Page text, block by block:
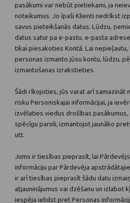
pasākumi var nebūt pietiekami, ja
noteikumus. Jo īpaši Klienti nedrīkst
savus pieteikšanās datus. Lūdzu,
datus satur pa e-pastu. e-pasta
tikai piesakoties Kontā. Lai
personas izmanto jūsu kontu, lūdzu,
izmantošanas izrakstieties.
Šādi rīkojoties, jūs varat arī samazināt
risku Personiskajai informācijai, ja
izvēlaties viedus drošības
spēcīgu paroli, izmantojot jaunāko
utt.
Jums ir tiesības pieprasīt, lai
informāciju par Pārdevēja
ir arī tiesības pieprasīt šādu datu
atjauninājumus vai dzēšanu un izlabot
iespēja iebilst pret Personas